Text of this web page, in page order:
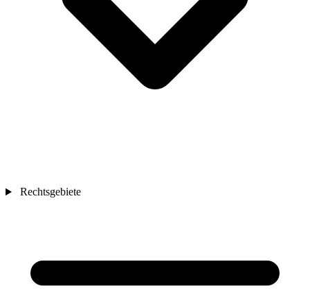
Rechtsgebiete